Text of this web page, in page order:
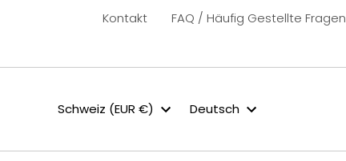
Kontakt FAQ / Häufig Gestellte Fragen
Währung
Schweiz (EUR €) Sprache
Deutsch